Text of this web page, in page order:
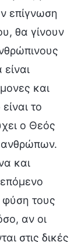
επίγνωση
θα γίνουν
και
το
ο Θεός
και
φύση τους
αν οι
στις δικές